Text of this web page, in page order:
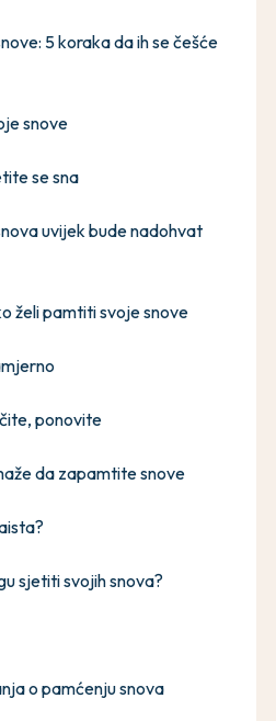
5 koraka da ih se češće
snove
se sna
uvijek bude nadohvat
želi pamtiti svoje snove
ponovite
da zapamtite snove
sjetiti svojih snova?
o pamćenju snova